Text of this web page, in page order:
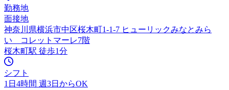
勤務地
面接地
神奈川県横浜市中区桜木町1-1-7 ヒューリックみなとみら
い コレットマーレ7階
桜木町駅 徒歩1分
シフト
1日4時間 週3日からOK